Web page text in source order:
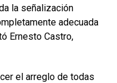
la señalización
adecuada
Ernesto Castro,
el arreglo de todas